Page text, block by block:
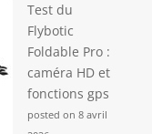
Test du
Flybotic
Foldable Pro :
caméra HD et
fonctions gps
posted on 8 avril